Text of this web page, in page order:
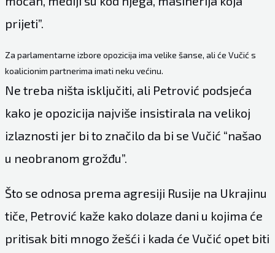
prijeti”.
Za parlamentarne izbore opozicija ima velike šanse, ali će Vučić s
koalicionim partnerima imati neku većinu.
Ne treba ništa isključiti, ali Petrović podsjeća
kako je opozicija najviše insistirala na velikoj
izlaznosti jer bi to značilo da bi se Vučić “našao
u neobranom grožđu”.
Što se odnosa prema agresiji Rusije na Ukrajinu
tiče, Petrović kaže kako dolaze dani u kojima će
pritisak biti mnogo žešći i kada će Vučić opet biti